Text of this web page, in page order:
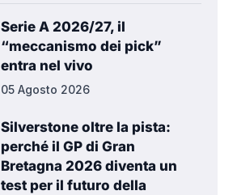
Serie A 2026/27, il
“meccanismo dei pick”
entra nel vivo
05 Agosto 2026
Silverstone oltre la pista:
perché il GP di Gran
Bretagna 2026 diventa un
test per il futuro della